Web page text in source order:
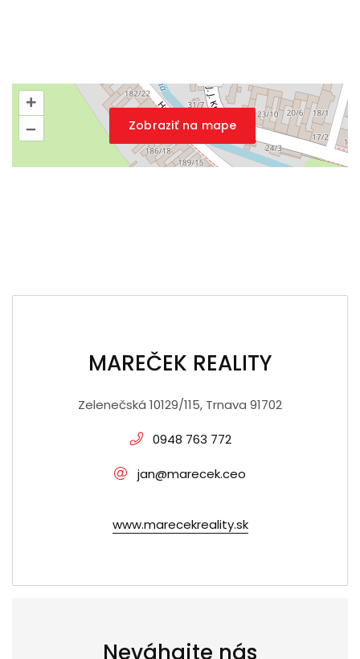
Zobraziť na mape
+
–
MAREČEK REALITY
Zelenečská 10129/115, Trnava 91702
0948 763 772
jan@marecek.ceo
www.marecekreality.sk
Neváhajte nás